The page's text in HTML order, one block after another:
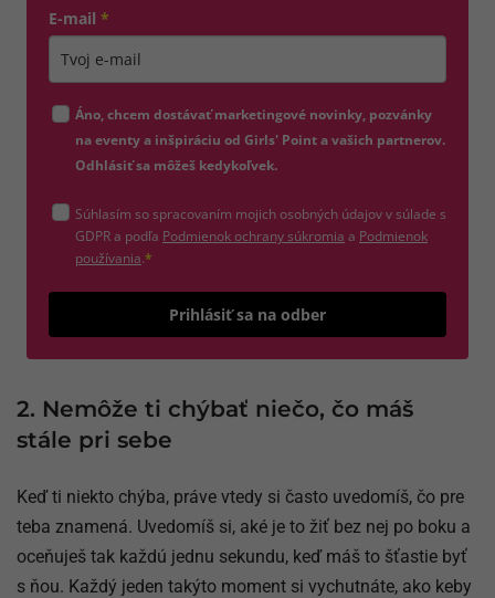
E-mail *
Áno, chcem dostávať marketingové novinky, pozvánky
na eventy a inšpiráciu od Girls' Point a vašich partnerov.
Odhlásiť sa môžeš kedykoľvek.
Súhlasím so spracovaním mojich osobných údajov v súlade s
GDPR a podľa Podmienok ochrany súkromia (otvorí sa v novom okne)
a Podmienok
používania(otvorí sa v novom okne)
.*
Prihlásiť sa na odber
2. Nemôže ti chýbať niečo, čo máš
stále pri sebe
Keď ti niekto chýba, práve vtedy si často uvedomíš, čo pre
teba znamená. Uvedomíš si, aké je to žiť bez nej po boku a
oceňuješ tak každú jednu sekundu, keď máš to šťastie byť
s ňou. Každý jeden takýto moment si vychutnáte, ako keby